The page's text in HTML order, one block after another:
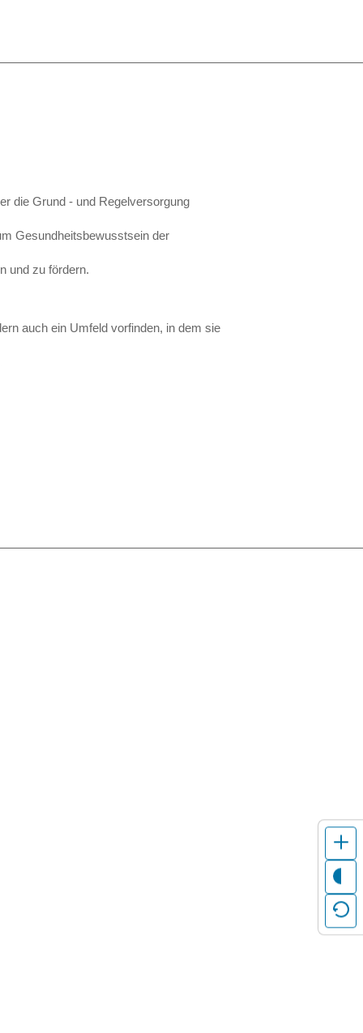
die Grund - und Regelversorgung
Gesundheitsbewusstsein der
und zu fördern.
auch ein Umfeld vorfinden, in dem sie